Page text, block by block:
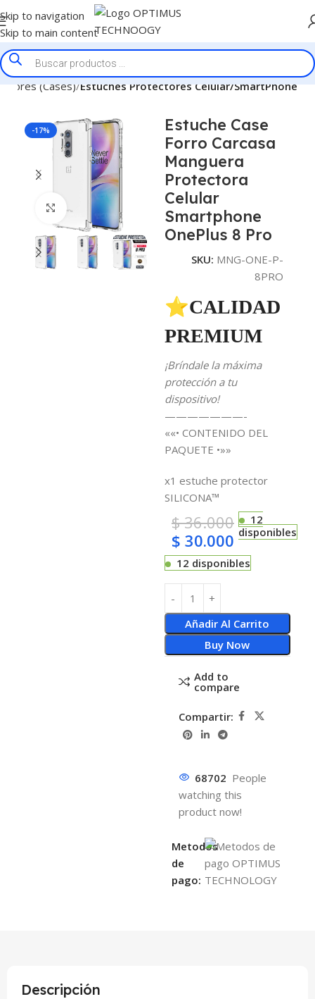
Skip to navigation
Skip to main content
(Cases) Estuches Protectores Celular/SmartPhone
-17%
Click to enlarge
Estuche Case
Forro Carcasa
Manguera
Protectora
Celular
Smartphone
OnePlus 8 Pro
SKU: MNG-ONE-P-
8PRO
⭐CALIDAD
PREMIUM
¡Bríndale la máxima
protección a tu
dispositivo!
———————-
««• CONTENIDO DEL
PAQUETE •»»
x1 estuche protector
SILICONA™
$36.000
$ 30.000
12
disponibles
12 disponibles
Añadir Al Carrito
Buy Now
Add to
compare
Compartir:
68702 People
watching this
product now!
Metodos
de
pago:
Descripción